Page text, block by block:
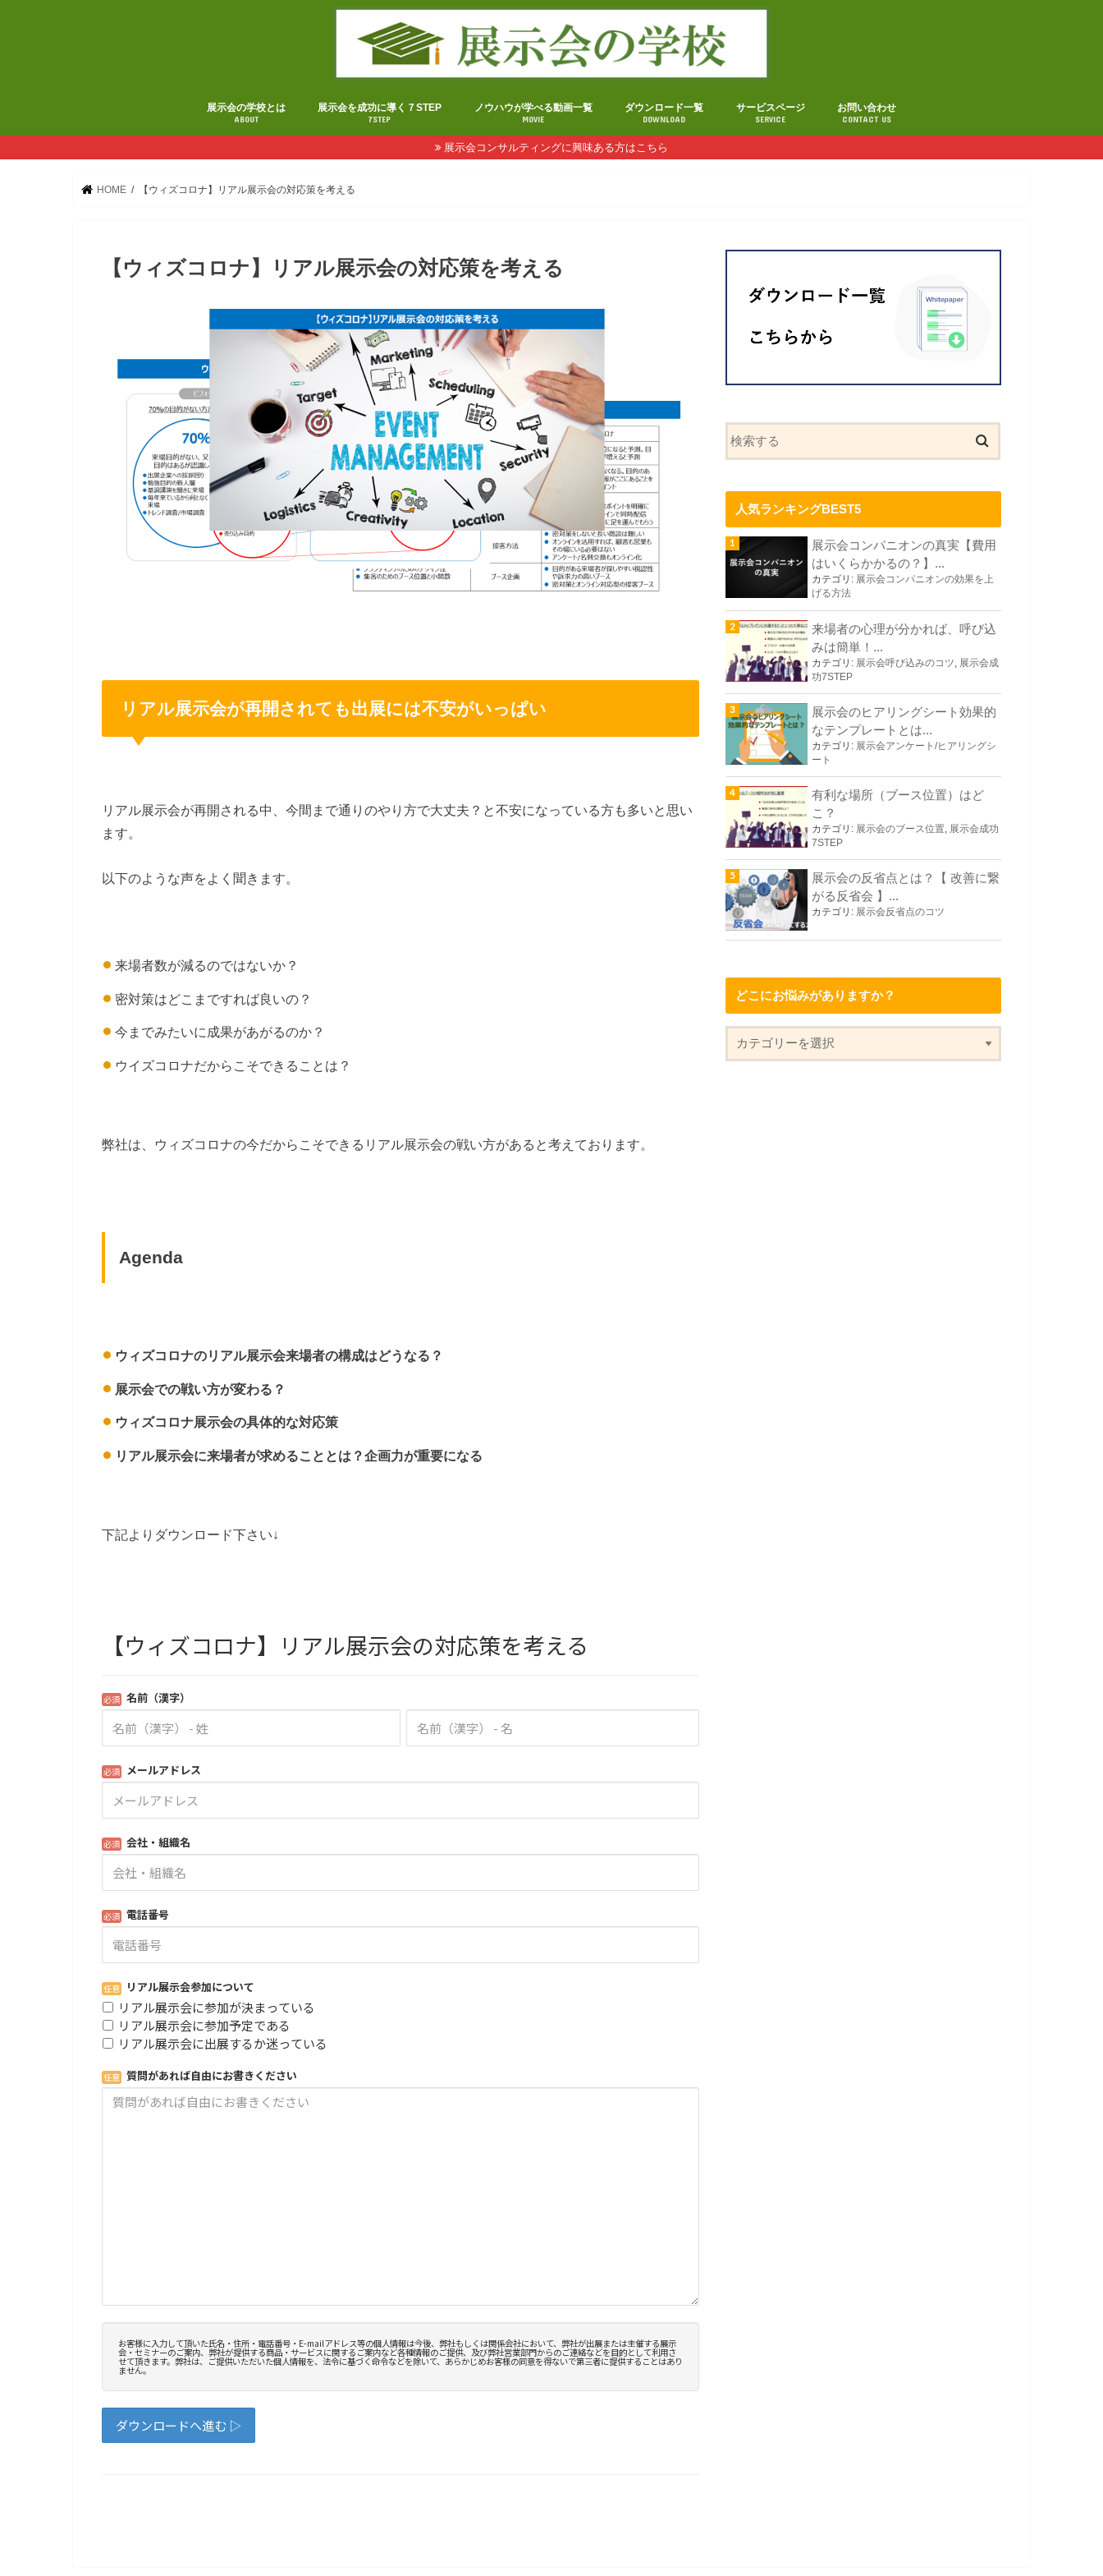
展示会の学校とは
ABOUT
展示会を成功に導く７STEP
7STEP
ノウハウが学べる動画一覧
MOVIE
ダウンロード一覧
DOWNLOAD
サービスページ
SERVICE
お問い合わせ
CONTACT US
展示会コンサルティングに興味ある方はこちら
HOME 【ウィズコロナ】リアル展示会の対応策を考える
【ウィズコロナ】リアル展示会の対応策を考える
リアル展示会が再開されても出展には不安がいっぱい
リアル展示会が再開される中、今間まで通りのやり方で大丈夫？と不安になっている方も多いと思い
ます。
以下のような声をよく聞きます。
来場者数が減るのではないか？
密対策はどこまですれば良いの？
今までみたいに成果があがるのか？
ウイズコロナだからこそできることは？
弊社は、ウィズコロナの今だからこそできるリアル展示会の戦い方があると考えております。
Agenda
ウィズコロナのリアル展示会来場者の構成はどうなる？
展示会での戦い方が変わる？
ウィズコロナ展示会の具体的な対応策
リアル展示会に来場者が求めることとは？企画力が重要になる
下記よりダウンロード下さい↓
人気ランキングBEST5
展示会コンパニオンの真実【費用
はいくらかかるの？】...
カテゴリ: 展示会コンパニオンの効果を上
げる方法
来場者の心理が分かれば、呼び込
みは簡単！...
カテゴリ: 展示会呼び込みのコツ
展示会成
功7STEP
展示会のヒアリングシート効果的
なテンプレートとは...
カテゴリ: 展示会アンケート/ヒアリングシ
ート
有利な場所（ブース位置）はど
こ？
カテゴリ: 展示会のブース位置, 展示会成功
7STEP
展示会の反省点とは？【 改善に繋
がる反省会 】...
カテゴリ: 展示会反省点のコツ
どこにお悩みがありますか？